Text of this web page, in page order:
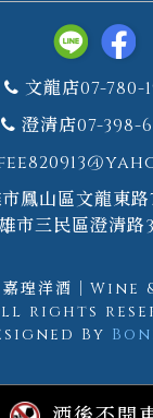
文龍店07-780-
澄清店07-398-
鳳山區文龍東
雄市三民區澄清路
瑝洋酒｜
rights
By